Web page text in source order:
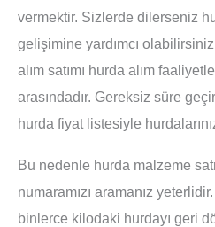
vermektir. Sizlerde dilerseniz
gelişimine yardımcı
alım satımı hurda alım
arasındadır. Gereksiz süre
hurda fiyat listesiyle
Bu nedenle hurda malzeme
numaramızı aramanız
binlerce kilodaki hurdayı geri